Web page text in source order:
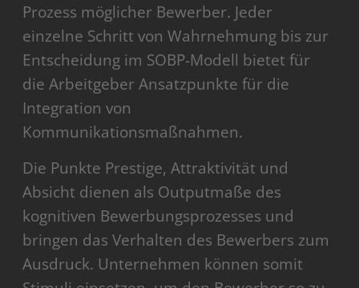
Prozess möglicher Bewerber. Jeder
einzelne Schritt von Wahrnehmung bis zur
Entscheidung im SOBP-Modell bietet für
die Arbeitgeber Ansatzpunkte für die
Integration von
Kommunikationsmaßnahmen.
Die Punkte Prestige, Attraktivität und
Absicht dienen als Outputmaße des
kognitiven Bewerbungsprozesses und
bringen das Verhalten des Bewerbers zum
Ausdruck. Unternehmen können somit